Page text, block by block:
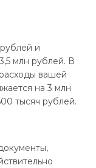
и
млн рублей. В
вашей
на 3 млн
тысяч рублей.